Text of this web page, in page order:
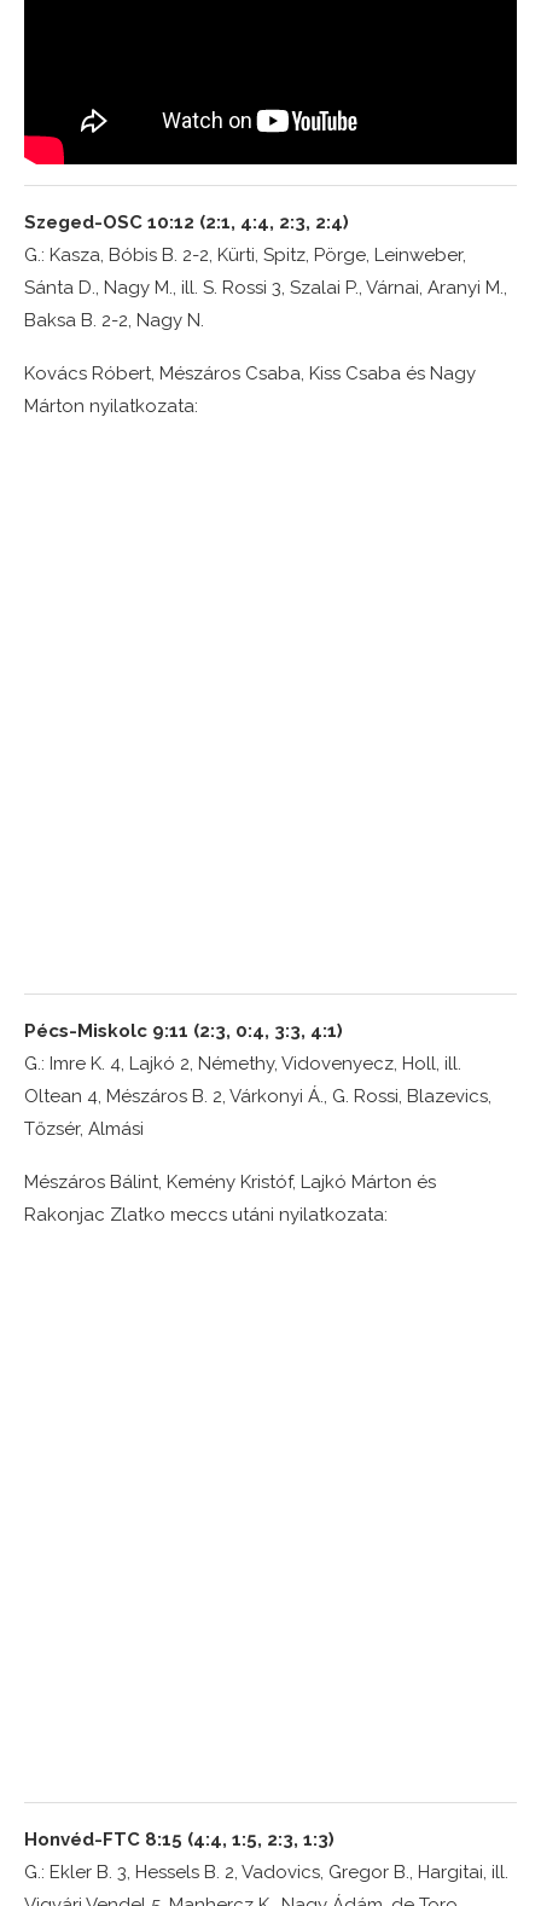
Szeged-OSC 10:12 (2:1, 4:4, 2:3, 2:4)
G.: Kasza, Bóbis B. 2-2, Kürti, Spitz, Pörge, Leinweber,
Sánta D., Nagy M., ill. S. Rossi 3, Szalai P., Várnai, Aranyi M.,
Baksa B. 2-2, Nagy N.
Kovács Róbert, Mészáros Csaba, Kiss Csaba és Nagy
Márton nyilatkozata:
Pécs-Miskolc 9:11 (2:3, 0:4, 3:3, 4:1)
G.: Imre K. 4, Lajkó 2, Némethy, Vidovenyecz, Holl, ill.
Oltean 4, Mészáros B. 2, Várkonyi Á., G. Rossi, Blazevics,
Tőzsér, Almási
Mészáros Bálint, Kemény Kristóf, Lajkó Márton és
Rakonjac Zlatko meccs utáni nyilatkozata:
Honvéd-FTC 8:15 (4:4, 1:5, 2:3, 1:3)
G.: Ekler B. 3, Hessels B. 2, Vadovics, Gregor B., Hargitai, ill.